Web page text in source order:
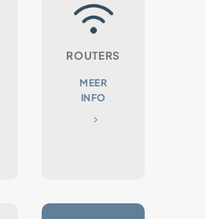
ROUTERS
MEER
INFO